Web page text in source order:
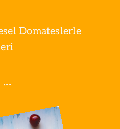
Domateslerle